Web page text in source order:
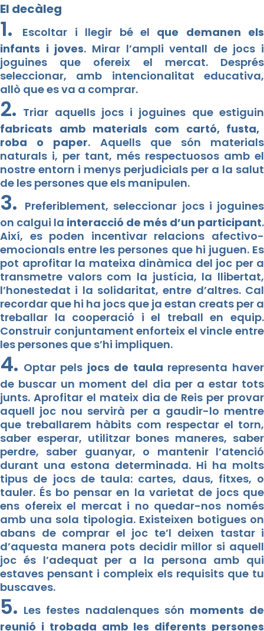
El decàleg
1. Escoltar i llegir bé el que demanen els
infants i joves. Mirar l’ampli ventall de jocs i
joguines que ofereix el mercat. Després
seleccionar, amb intencionalitat educativa,
allò que es va a comprar.
2. Triar aquells jocs i joguines que estiguin
fabricats amb materials com cartó, fusta,
roba o paper. Aquells que són materials
naturals i, per tant, més respectuosos amb el
nostre entorn i menys perjudicials per a la salut
de les persones que els manipulen.
3. Preferiblement, seleccionar jocs i joguines
on calgui la interacció de més d’un participant.
Així, es poden incentivar relacions afectivo-
emocionals entre les persones que hi juguen. Es
pot aprofitar la mateixa dinàmica del joc per a
transmetre valors com la justícia, la llibertat,
l’honestedat i la solidaritat, entre d’altres. Cal
recordar que hi ha jocs que ja estan creats per a
treballar la cooperació i el treball en equip.
Construir conjuntament enforteix el vincle entre
les persones que s’hi impliquen.
4. Optar pels jocs de taula representa haver
de buscar un moment del dia per a estar tots
junts. Aprofitar el mateix dia de Reis per provar
aquell joc nou servirà per a gaudir-lo mentre
que treballarem hàbits com respectar el torn,
saber esperar, utilitzar bones maneres, saber
perdre, saber guanyar, o mantenir l’atenció
durant una estona determinada. Hi ha molts
tipus de jocs de taula: cartes, daus, fitxes, o
tauler. És bo pensar en la varietat de jocs que
ens ofereix el mercat i no quedar-nos només
amb una sola tipologia. Existeixen botigues on
abans de comprar el joc te’l deixen tastar i
d’aquesta manera pots decidir millor si aquell
joc és l’adequat per a la persona amb qui
estaves pensant i compleix els requisits que tu
buscaves.
5. Les festes nadalenques són moments de
reunió i trobada amb les diferents persones